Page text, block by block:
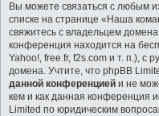
Вы можете связаться с любым
списке на странице «Наша
свяжитесь с владельцем
конференция находится на
Yahoo!, free.fr, f2s.com и т. п.), с
домена. Учтите, что phpBB
данной конференцией и не
кем и как данная конференция
Limited по юридическим